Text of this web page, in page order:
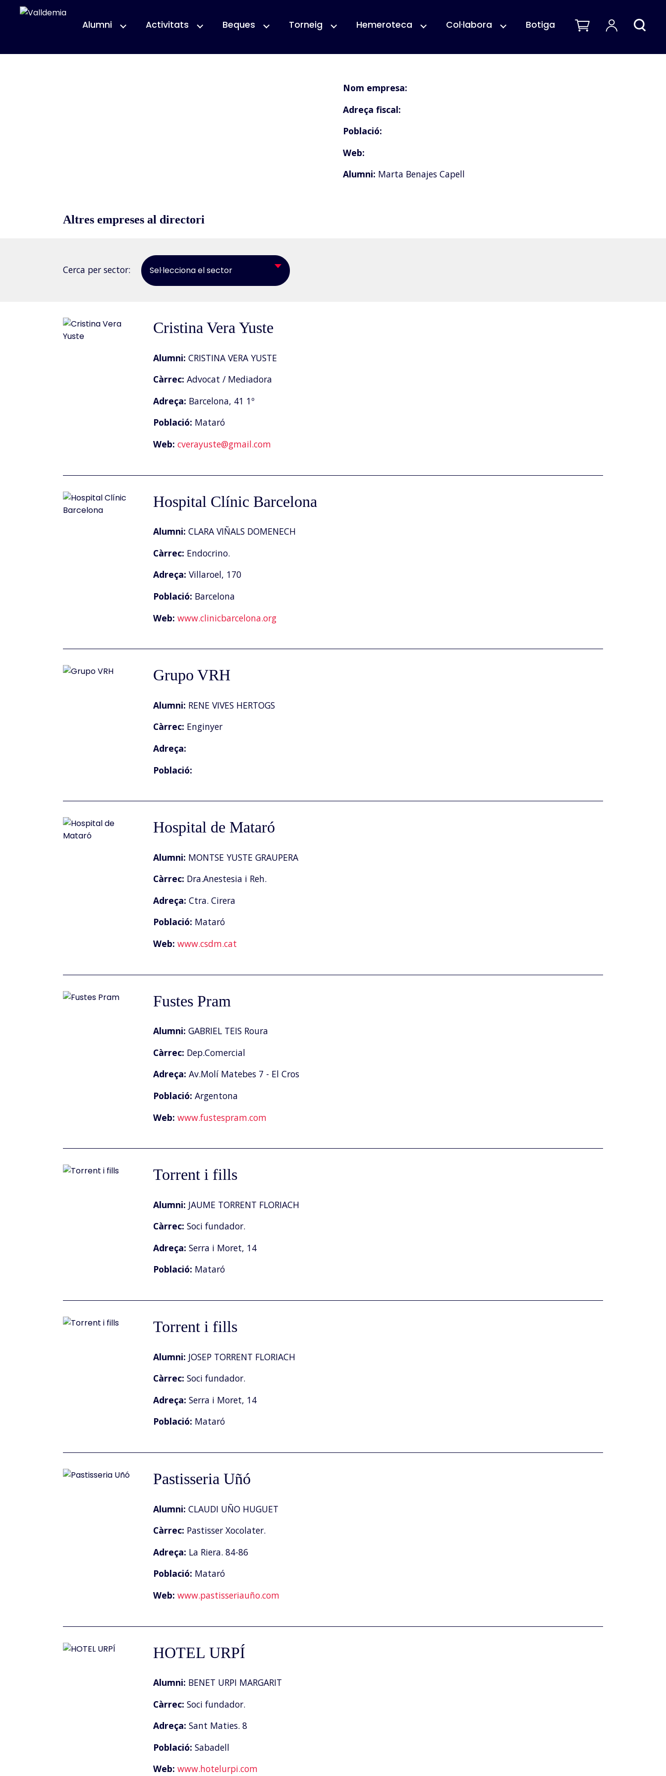
Alumni Activitats Beques Torneig Hemeroteca Col·labora Botiga
Nom empresa:
Adreça fiscal:
Població:
Web:
Alumni: Marta Benajes Capell
Altres empreses al directori
Cerca per sector: Sel·lecciona el sector
Cristina Vera Yuste
Alumni: CRISTINA VERA YUSTE
Càrrec: Advocat / Mediadora
Adreça: Barcelona, 41 1º
Població: Mataró
Web: cverayuste@gmail.com
Hospital Clínic Barcelona
Alumni: CLARA VIÑALS DOMENECH
Càrrec: Endocrino.
Adreça: Villaroel, 170
Població: Barcelona
Web: www.clinicbarcelona.org
Grupo VRH
Alumni: RENE VIVES HERTOGS
Càrrec: Enginyer
Adreça:
Població:
Hospital de Mataró
Alumni: MONTSE YUSTE GRAUPERA
Càrrec: Dra.Anestesia i Reh.
Adreça: Ctra. Cirera
Població: Mataró
Web: www.csdm.cat
Fustes Pram
Alumni: GABRIEL TEIS Roura
Càrrec: Dep.Comercial
Adreça: Av.Molí Matebes 7 - El Cros
Població: Argentona
Web: www.fustespram.com
Torrent i fills
Alumni: JAUME TORRENT FLORIACH
Càrrec: Soci fundador.
Adreça: Serra i Moret, 14
Població: Mataró
Torrent i fills
Alumni: JOSEP TORRENT FLORIACH
Càrrec: Soci fundador.
Adreça: Serra i Moret, 14
Població: Mataró
Pastisseria Uñó
Alumni: CLAUDI UÑO HUGUET
Càrrec: Pastisser Xocolater.
Adreça: La Riera. 84-86
Població: Mataró
Web: www.pastisseriauño.com
HOTEL URPÍ
Alumni: BENET URPI MARGARIT
Càrrec: Soci fundador.
Adreça: Sant Maties. 8
Població: Sabadell
Web: www.hotelurpi.com